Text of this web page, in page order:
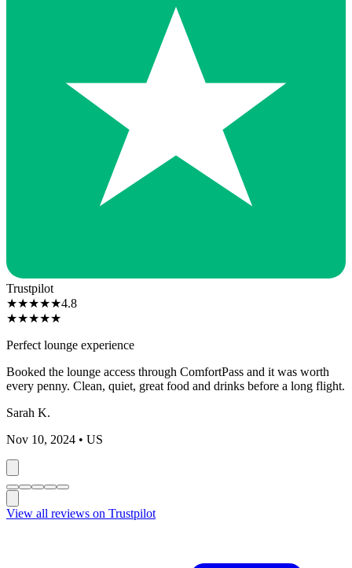
Trustpilot
★★★★★4.8
★★★★★
Perfect lounge experience
Booked the lounge access through ComfortPass and it was worth
every penny. Clean, quiet, great food and drinks before a long flight.
Sarah K.
Nov 10, 2024 • US
View all reviews on Trustpilot